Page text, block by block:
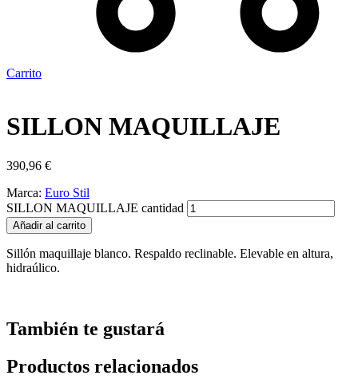
Carrito
SILLON MAQUILLAJE
390,96 €
Marca: Euro Stil
SILLON MAQUILLAJE cantidad
Añadir al carrito
Sillón maquillaje blanco. Respaldo reclinable. Elevable en altura,
hidraúlico.
También te gustará
Productos relacionados